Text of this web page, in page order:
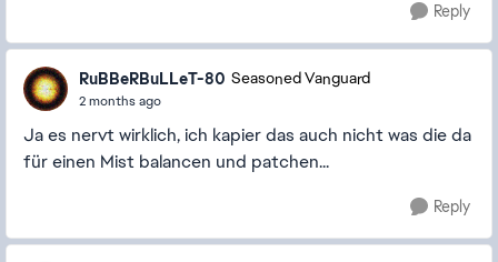
Reply
RuBBeRBuLLeT-80 Seasoned Vanguard
2 months ago
Ja es nervt wirklich, ich kapier das auch nicht was die da
für einen Mist balancen und patchen...
Reply